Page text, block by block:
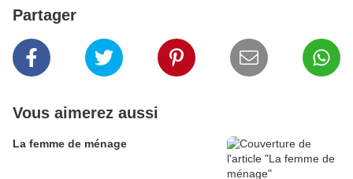
Partager
Vous aimerez aussi
La femme de ménage